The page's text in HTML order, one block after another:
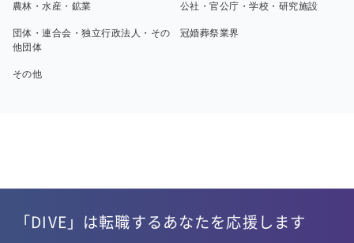
農林・水産・鉱業 公社・官公庁・学校・研究施設
団体・連合会・独立行政法人・その
他団体
冠婚葬祭業界
その他
「DIVE」は転職するあなたを応援します